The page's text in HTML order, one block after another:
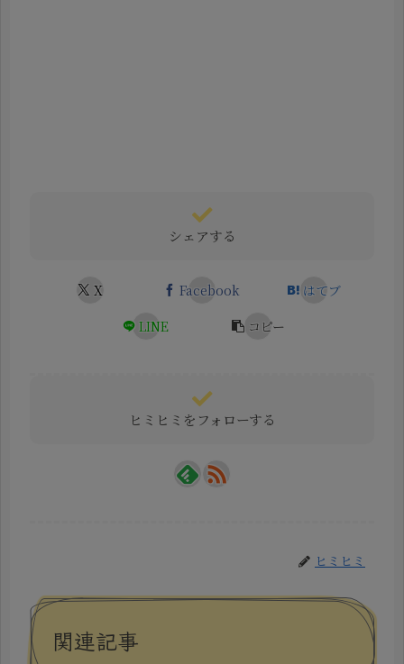
シェアする
X Facebook
はてブ
LINE
コピー
ヒミヒミをフォローする
ヒミヒミ
関連記事